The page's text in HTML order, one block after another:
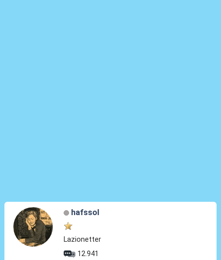
hafssol
Lazionetter
12.941